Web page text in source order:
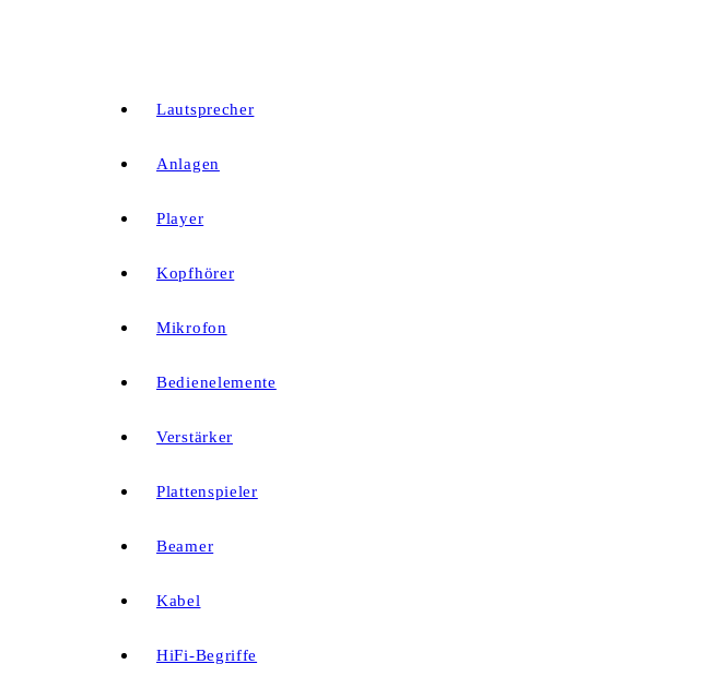
Lautsprecher
Anlagen
Player
Kopfhörer
Mikrofon
Bedienelemente
Verstärker
Plattenspieler
Beamer
Kabel
HiFi-Begriffe